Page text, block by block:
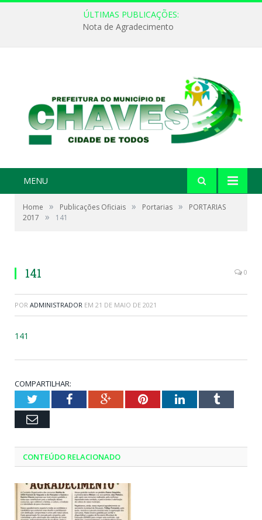
ÚLTIMAS PUBLICAÇÕES:
Nota de Agradecimento
MENU
Home » Publicações Oficiais » Portarias »
PORTARIAS
2017
» 141
141 0
POR ADMINISTRADOR EM 21 DE MAIO DE 2021
141
COMPARTILHAR:
TwitterFacebookGoogle+PinterestLinkedInTumblr
Email
CONTEÚDO RELACIONADO